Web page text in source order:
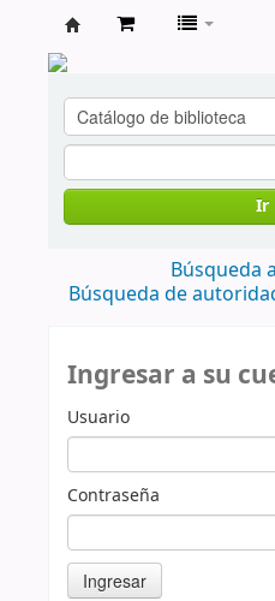
cendoc
Ir
Búsqueda
Búsqueda de
Ingresar a su
Usuario
Contraseña